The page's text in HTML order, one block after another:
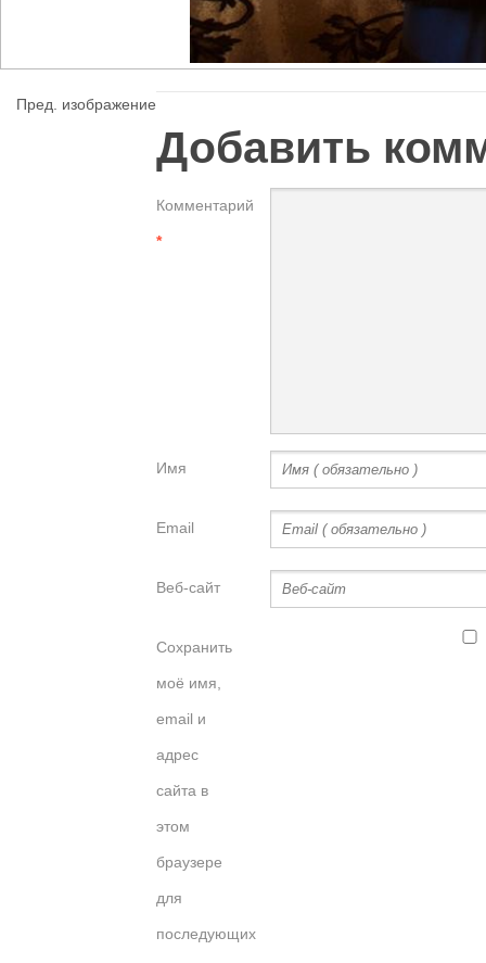
Пред. изображение
Добавить
Комментарий
*
Имя
Email
Веб-сайт
Сохранить
моё имя,
email и
адрес
сайта в
этом
браузере
для
последующих